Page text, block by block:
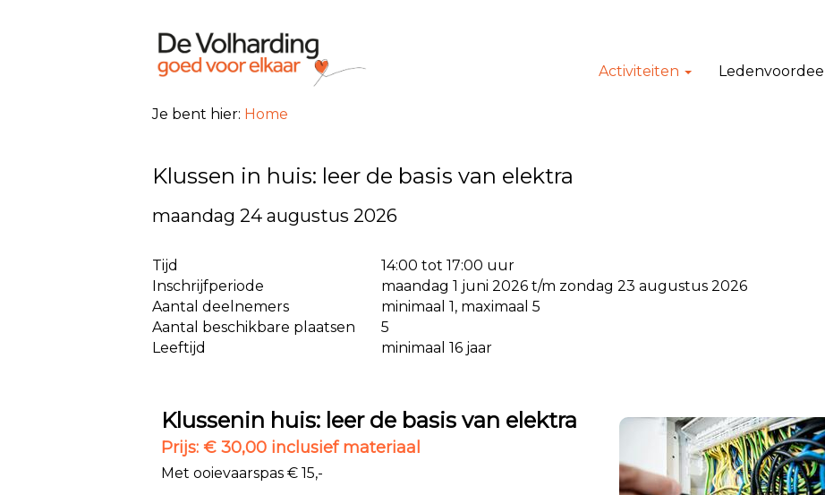
Activiteiten Ledenvoordeel
Je bent hier: Home
Klussen in huis: leer de basis van elektra
maandag 24 augustus 2026
Tijd
14:00 tot 17:00 uur
Inschrijfperiode
maandag 1 juni 2026 t/m zondag 23 augustus 2026
Aantal deelnemers
minimaal 1, maximaal 5
Aantal beschikbare plaatsen
5
Leeftijd
minimaal 16 jaar
Klussenin huis: leer de basis van elektra
Prijs: € 30,00 inclusief materiaal
Met ooievaarspas € 15,-